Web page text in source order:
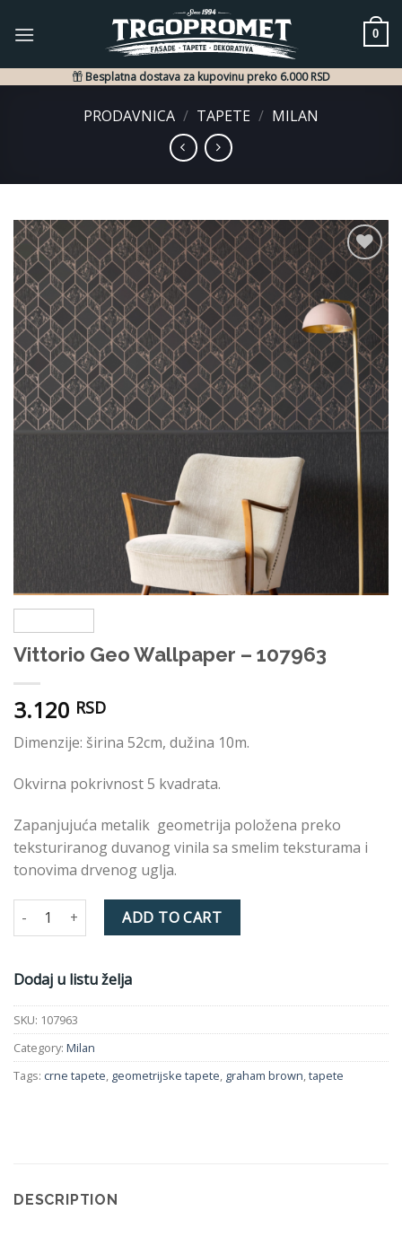
0
Besplatna dostava za kupovinu preko 6.000 RSD
PRODAVNICA / TAPETE / MILAN
Dodaj
u listu
želja
Vittorio Geo Wallpaper – 107963
3.120 RSD
Dimenzije: širina 52cm, dužina 10m.
Okvirna pokrivnost 5 kvadrata.
Zapanjujuća metalik geometrija položena preko
teksturiranog duvanog vinila sa smelim teksturama i
tonovima drvenog uglja.
Vittorio Geo Wallpaper - 107963 quantity
ADD TO CART
Dodaj u listu želja
SKU: 107963
Category: Milan
Tags: crne tapete, geometrijske tapete, graham brown,tapete
DESCRIPTION